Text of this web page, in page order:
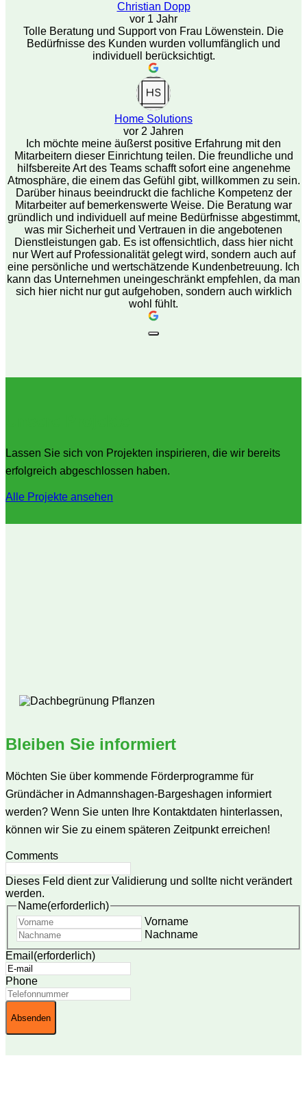
Christian Dopp
vor 1 Jahr
Tolle Beratung und Support von Frau Löwenstein. Die
Bedürfnisse des Kunden wurden vollumfänglich und
individuell berücksichtigt.
Home Solutions
vor 2 Jahren
Ich möchte meine äußerst positive Erfahrung mit den
Mitarbeitern dieser Einrichtung teilen. Die freundliche und
hilfsbereite Art des Teams schafft sofort eine angenehme
Atmosphäre, die einem das Gefühl gibt, willkommen zu sein.
Darüber hinaus beeindruckt die fachliche Kompetenz der
Mitarbeiter auf bemerkenswerte Weise. Die Beratung war
gründlich und individuell auf meine Bedürfnisse abgestimmt,
was mir Sicherheit und Vertrauen in die angebotenen
Dienstleistungen gab. Es ist offensichtlich, dass hier nicht
nur Wert auf Professionalität gelegt wird, sondern auch auf
eine persönliche und wertschätzende Kundenbetreuung. Ich
kann das Unternehmen uneingeschränkt empfehlen, da man
sich hier nicht nur gut aufgehoben, sondern auch wirklich
wohl fühlt.
Lassen Sie sich von Projekten inspirieren, die wir bereits
erfolgreich abgeschlossen haben.
Alle Projekte ansehen
Bleiben Sie informiert
Möchten Sie über kommende Förderprogramme für
Gründächer in Admannshagen-Bargeshagen informiert
werden? Wenn Sie unten Ihre Kontaktdaten hinterlassen,
können wir Sie zu einem späteren Zeitpunkt erreichen!
Comments
Dieses Feld dient zur Validierung und sollte nicht verändert
werden.
Name(erforderlich)
Vorname
Nachname
Email (erforderlich)
Phone